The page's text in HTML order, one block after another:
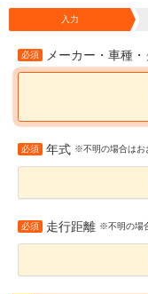
入力
必須 メーカー・車種
必須 年式 ※不明の場合はお
必須 走行距離 ※不明の場